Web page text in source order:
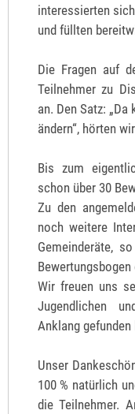
interessierten
und füllten
Die Fragen auf
Teilnehmer zu
an. Den Satz:
ändern“, hörten
Bis zum
schon über 30
Zu den
noch weitere
Gemeinderäte,
Wir freuen uns
Jugendlichen
Anklang gefunden
Unser
100 % natürlich
die Teilnehmer.